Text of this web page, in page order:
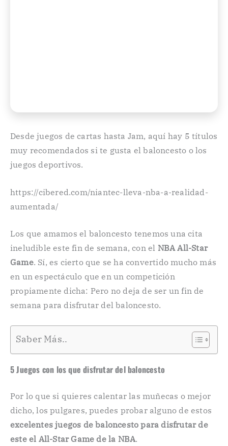
Desde juegos de cartas hasta Jam, aquí hay 5 títulos
muy recomendados si te gusta el baloncesto o los
juegos deportivos.
https://cibered.com/niantec-lleva-nba-a-realidad-
aumentada/
Los que amamos el baloncesto tenemos una cita
ineludible este fin de semana, con el NBA All-Star
Game. Sí, es cierto que se ha convertido mucho más
en un espectáculo que en un competición
propiamente dicha: Pero no deja de ser un fin de
semana para disfrutar del baloncesto.
Saber Más..
5 Juegos con los que disfrutar del baloncesto
Por lo que si quieres calentar las muñecas o mejor
dicho, los pulgares, puedes probar alguno de estos
excelentes juegos de baloncesto para disfrutar de
este el All-Star Game de la NBA.